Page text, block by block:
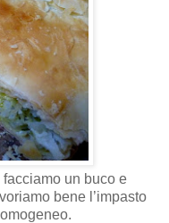
un buco e
bene l’impasto